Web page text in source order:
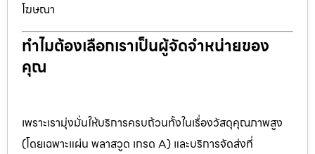
โฆษณา
ทำไมต้องเลือกเราเป็นผู้จัดจำหน่ายของ
คุณ
เพราะเรามุ่งมั่นให้บริการครบถ้วนทั้งในเรื่องวัสดุคุณภาพสูง
(โดยเฉพาะแผ่น พลาสวูด เกรด A) และบริการจัดส่งที่